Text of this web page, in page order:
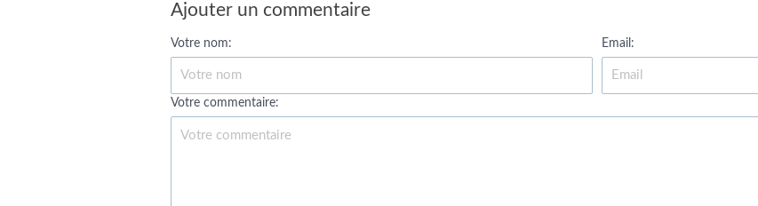
Ajouter un commentaire
Votre nom: Email:
Votre commentaire: